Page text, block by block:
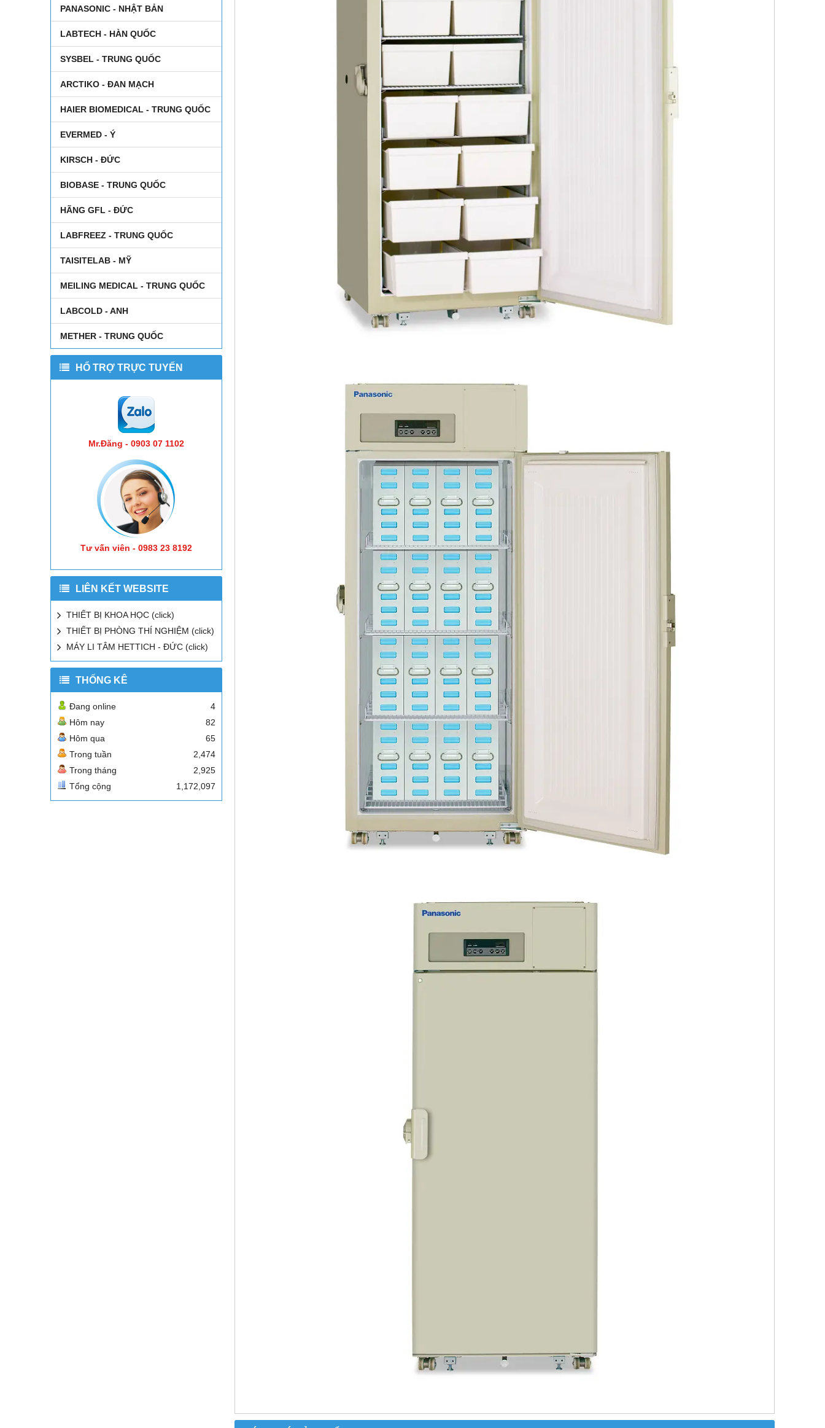
PANASONIC - NHẬT BẢN
LABTECH - HÀN QUỐC
SYSBEL - TRUNG QUỐC
ARCTIKO - ĐAN MẠCH
HAIER BIOMEDICAL - TRUNG QUỐC
EVERMED - Ý
KIRSCH - ĐỨC
BIOBASE - TRUNG QUỐC
HÃNG GFL - ĐỨC
LABFREEZ - TRUNG QUỐC
TAISITELAB - MỸ
MEILING MEDICAL - TRUNG QUỐC
LABCOLD - ANH
METHER - TRUNG QUỐC
HỔ TRỢ TRỰC TUYẾN
Mr.Đăng - 0903 07 1102
Tư vấn viên - 0983 23 8192
LIÊN KẾT WEBSITE
THIẾT BỊ KHOA HỌC (click)
THIẾT BỊ PHÒNG THÍ NGHIỆM (click)
MÁY LI TÂM HETTICH - ĐỨC (click)
THỐNG KÊ
Đang online
4
Hôm nay
82
Hôm qua
65
Trong tuần
2,474
Trong tháng
2,925
Tổng cộng
1,172,097